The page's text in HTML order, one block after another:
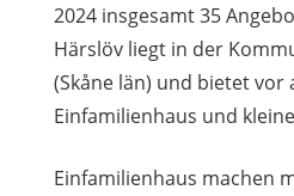
2024 insgesamt 35
Härslöv liegt in der
(Skåne län) und bietet vor
Einfamilienhaus und
Einfamilienhaus machen